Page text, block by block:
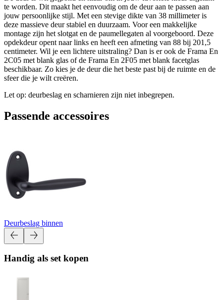
te worden. Dit maakt het eenvoudig om de deur aan te passen aan
jouw persoonlijke stijl. Met een stevige dikte van 38 millimeter is
deze massieve deur stabiel en duurzaam. Voor een makkelijke
montage zijn het slotgat en de paumellegaten al voorgeboord. Deze
opdekdeur opent naar links en heeft een afmeting van 88 bij 201,5
centimeter. Wil je een lichtere uitstraling? Dan is er ook de Frama En
2C05 met blank glas of de Frama En 2F05 met blank facetglas
beschikbaar. Zo kies je de deur die het beste past bij de ruimte en de
sfeer die je wilt creëren.
Let op: deurbeslag en scharnieren zijn niet inbegrepen.
Passende accessoires
Deurbeslag binnen
Handig als set kopen